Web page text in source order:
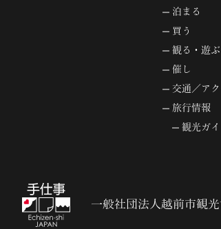
泊まる
買う
観る・遊ぶ
催し
交通／ア
旅行情報
観光ガ
一般社団法人越前市観